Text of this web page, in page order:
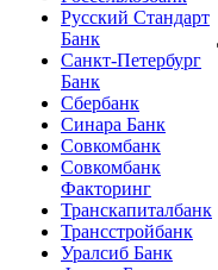
Русский Стандарт
Банк
Санкт-Петербург
Банк
Сбербанк
Синара Банк
Совкомбанк
Совкомбанк
Факторинг
Транскапиталбанк
Трансстройбанк
Уралсиб Банк